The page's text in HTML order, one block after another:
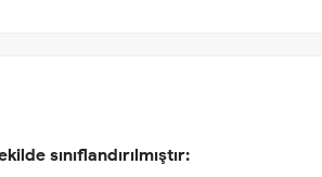
sınıflandırılmıştır: